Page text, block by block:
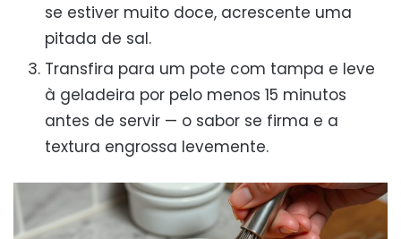
se estiver muito doce, acrescente uma
pitada de sal.
Transfira para um pote com tampa e leve
à geladeira por pelo menos 15 minutos
antes de servir — o sabor se firma e a
textura engrossa levemente.